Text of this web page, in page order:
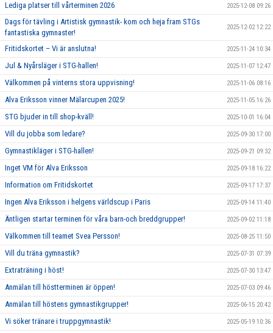
Lediga platser till vårterminen 2026 2025-12-08 09:26
Dags för tävling i Artistisk gymnastik- kom och heja fram STGs
fantastiska gymnaster!
2025-12-02 12:22
Fritidskortet – Vi är anslutna! 2025-11-24 10:34
Jul & Nyårsläger i STG-hallen! 2025-11-07 12:47
Välkommen på vinterns stora uppvisning! 2025-11-06 08:16
Alva Eriksson vinner Mälarcupen 2025! 2025-11-05 16:26
STG bjuder in till shop-kväll! 2025-10-01 16:04
Vill du jobba som ledare? 2025-09-30 17:00
Gymnastikläger i STG-hallen! 2025-09-21 09:32
Inget VM för Alva Eriksson 2025-09-18 16:22
Information om Fritidskortet 2025-09-17 17:37
Ingen Alva Eriksson i helgens världscup i Paris 2025-09-14 11:40
Äntligen startar terminen för våra barn-och breddgrupper! 2025-09-02 11:18
Välkommen till teamet Svea Persson! 2025-08-25 11:50
Vill du träna gymnastik? 2025-07-31 07:39
Extraträning i höst! 2025-07-30 13:47
Anmälan till höstterminen är öppen! 2025-07-03 09:46
Anmälan till höstens gymnastikgrupper! 2025-06-15 20:42
Vi söker tränare i truppgymnastik! 2025-05-19 10:36